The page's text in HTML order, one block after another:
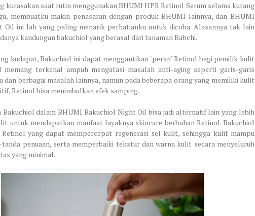
kurasakan saat rutin menggunakan BHUMI HPR Retinol Serum selama kurang
membuatku makin penasaran dengan produk BHUMI lainnya, dan BHUMI
Oil ini lah yang paling menarik perhatianku untuk dicoba. Alasannya tak lain
kandungan bakuchiol yang berasal dari tanaman Babchi.
kudapat, Bakuchiol ini dapat menggantikan ‘peran’ Retinol bagi pemilik kulit
memang terkenal ampuh mengatasi masalah anti-aging seperti garis-garis
dan berbagai masalah lainnya, namun pada beberapa orang yang memiliki kulit
Retinol bisa menimbulkan efek samping.
Bakuchiol dalam BHUMI Bakuchiol Night Oil bisa jadi alternatif lain yang lebih
untuk mendapatkan manfaat layaknya skincare berbahan Retinol. Bakuchiol
yang dapat mempercepat regenerasi sel kulit, sehingga kulit mampu
tanda penuaan, serta memperbaiki tekstur dan warna kulit secara menyeluruh
yang minimal.